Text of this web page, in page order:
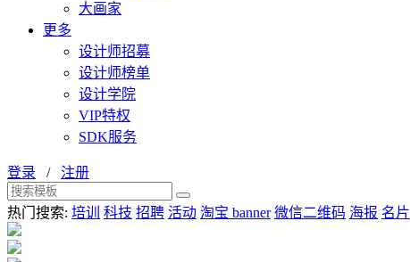
大画家
更多
设计师招募
设计师榜单
设计学院
VIP特权
SDK服务
登录 / 注册
热门搜索: 培训 科技 招聘 活动 淘宝 banner 微信二维码 海报 名片